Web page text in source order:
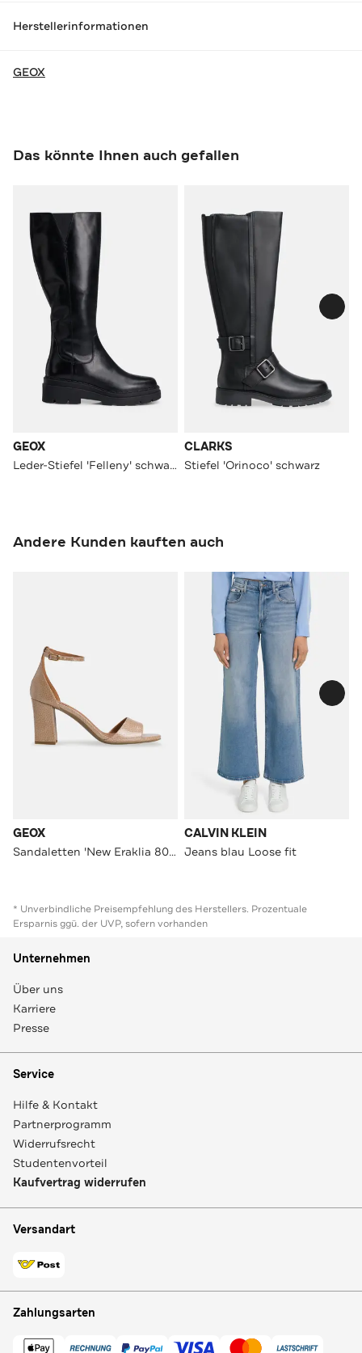
Herstellerinformationen
GEOX
Das könnte Ihnen auch gefallen
GEOX
Leder-Stiefel 'Felleny' schwarz
CLARKS
Stiefel 'Orinoco' schwarz
Andere Kunden kauften auch
GEOX
Sandaletten 'New Eraklia 80' beige animal
CALVIN KLEIN
Jeans blau Loose fit
* Unverbindliche Preisempfehlung des Herstellers. Prozentuale
Ersparnis ggü. der UVP, sofern vorhanden
Unternehmen
Über uns
Karriere
Presse
Service
Hilfe & Kontakt
Partnerprogramm
Widerrufsrecht
Studentenvorteil
Kaufvertrag widerrufen
Versandart
Zahlungsarten